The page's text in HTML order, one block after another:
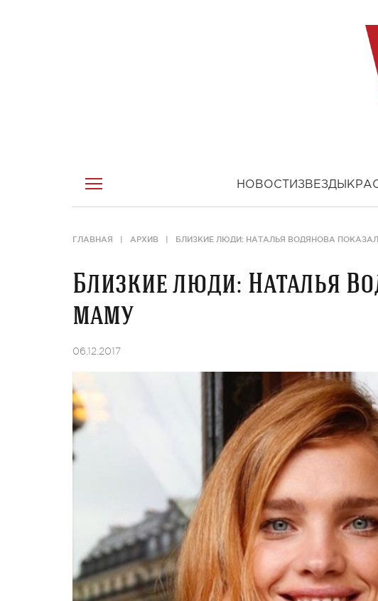
НОВОСТИ ЗВЕЗДЫ
ГЛАВНАЯ АРХИВ БЛИЗКИЕ ЛЮДИ: НАТАЛЬЯ ВОДЯНОВА
Близкие люди: Наталья
маму
06.12.2017